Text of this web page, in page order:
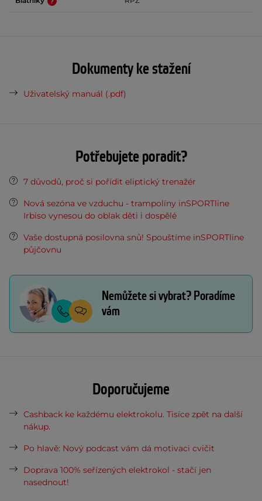
Dokumenty ke stažení
Uživatelský manuál (.pdf)
Potřebujete poradit?
7 důvodů, proč si pořídit eliptický trenažér
Nová sezóna ve vzduchu - trampolíny inSPORTline
Irbiso vynesou do oblak děti i dospělé
Vaše dostupná posilovna snů! Spouštíme inSPORTline
půjčovnu
Nemůžete si vybrat? Poradíme
vám
Doporučujeme
Cashback ke každému elektrokolu. Tisíce zpět na další
nákup.
Po hlavě: Nový podcast vám dá motivaci cvičit
Doprava 100% seřízených elektrokol - stačí jen
nasednout!